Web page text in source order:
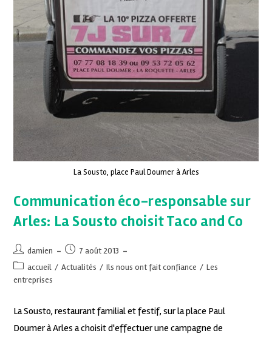
La Sousto, place Paul Doumer à Arles
Communication éco-responsable sur
Arles: La Sousto choisit Taco and Co
damien
7 août 2013
accueil / Actualités / Ils nous ont fait confiance / Les
entreprises
La Sousto, restaurant familial et festif, sur la place Paul
Doumer à Arles a choisit d'effectuer une campagne de